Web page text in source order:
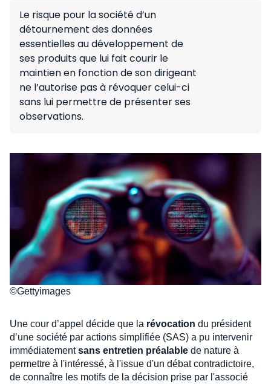
Le risque pour la société d’un
détournement des données
essentielles au développement de
ses produits que lui fait courir le
maintien en fonction de son dirigeant
ne l’autorise pas à révoquer celui-ci
sans lui permettre de présenter ses
observations.
©Gettyimages
Une cour d’appel décide que la révocation du président
d’une société par actions simplifiée (SAS) a pu intervenir
immédiatementsans entretien préalable de nature à
permettre à l'intéressé, à l'issue d'un débat contradictoire,
de connaître les motifs de la décision prise par l'associé